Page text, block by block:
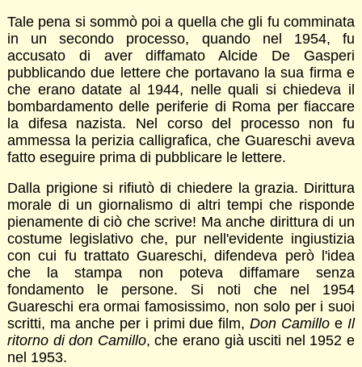
Tale pena si sommò poi a quella che gli fu comminata
in un secondo processo, quando nel 1954, fu
accusato di aver diffamato Alcide De Gasperi
pubblicando due lettere che portavano la sua firma e
che erano datate al 1944, nelle quali si chiedeva il
bombardamento delle periferie di Roma per fiaccare
la difesa nazista. Nel corso del processo non fu
ammessa la perizia calligrafica, che Guareschi aveva
fatto eseguire prima di pubblicare le lettere.
Dalla prigione si rifiutò di chiedere la grazia. Dirittura
morale di un giornalismo di altri tempi che risponde
pienamente di ciò che scrive! Ma anche dirittura di un
costume legislativo che, pur nell'evidente ingiustizia
con cui fu trattato Guareschi, difendeva però l'idea
che la stampa non poteva diffamare senza
fondamento le persone. Si noti che nel 1954
Guareschi era ormai famosissimo, non solo per i suoi
scritti, ma anche per i primi due film,Don Camillo eIl
ritorno di don Camillo, che erano già usciti nel 1952 e
nel 1953.